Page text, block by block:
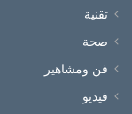
تقنية
صحة
فن ومشاهير
فيديو